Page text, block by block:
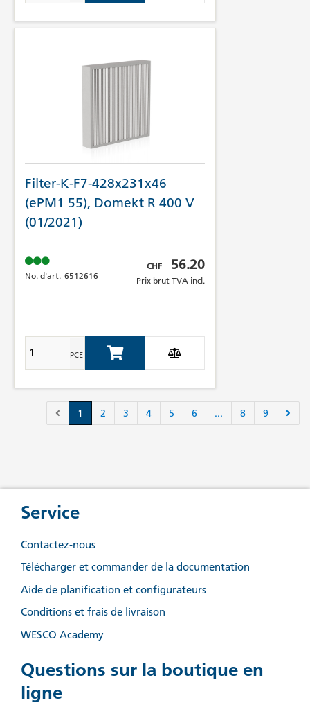
Filter-K-F7-428x231x46
(ePM1 55), Domekt R 400 V
(01/2021)
Prix brut TVA incl.
CHF 56.20
Prix brut TVA incl.
No. d'art. 6512616
PCE Add to Cart
1 2 3 4 5 6 ... 8 9
Service
Contactez-nous
Télécharger et commander de la documentation
Aide de planification et configurateurs
Conditions et frais de livraison
WESCO Academy
Questions sur la boutique en
ligne